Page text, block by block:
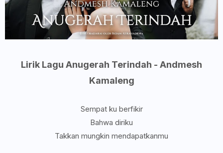
Lirik Lagu Anugerah Terindah - Andmesh
Kamaleng
Sempat ku berfikir
Bahwa diriku
Takkan mungkin mendapatkanmu